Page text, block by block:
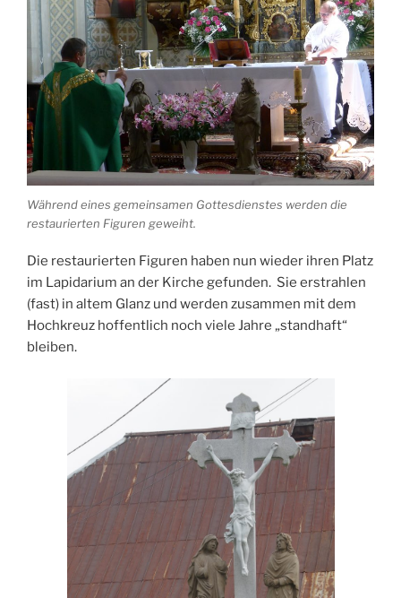
Während eines gemeinsamen Gottesdienstes werden die
restaurierten Figuren geweiht.
Die restaurierten Figuren haben nun wieder ihren Platz
im Lapidarium an der Kirche gefunden. Sie erstrahlen
(fast) in altem Glanz und werden zusammen mit dem
Hochkreuz hoffentlich noch viele Jahre „standhaft“
bleiben.